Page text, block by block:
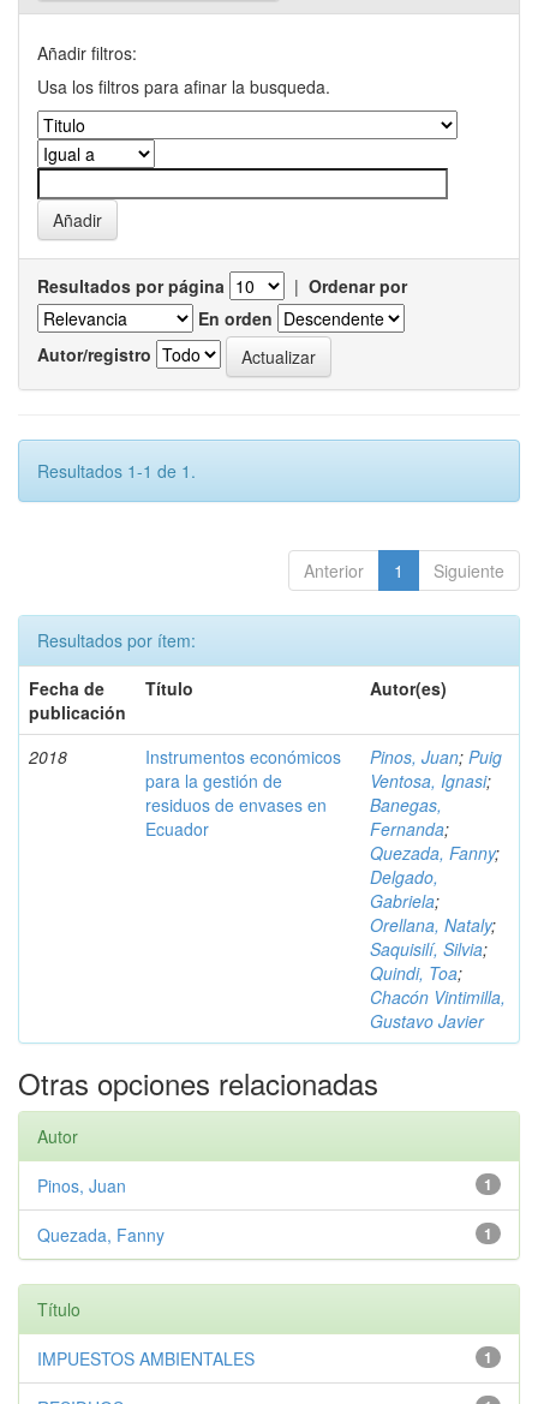
Añadir filtros:
Usa los filtros para afinar la busqueda.
Resultados por página | Ordenar por
En orden
Autor/registro
Resultados 1-1 de 1.
Anterior 1 Siguiente
Resultados por ítem:
Fecha de
publicación
Título Autor(es)
2018
Instrumentos económicos
para la gestión de
residuos de envases en
Ecuador
Pinos, Juan; Puig
Ventosa, Ignasi;
Banegas,
Fernanda;
Quezada, Fanny;
Delgado,
Gabriela;
Orellana, Nataly;
Saquisilí, Silvia;
Quindi, Toa;
Chacón Vintimilla,
Gustavo Javier
Otras opciones relacionadas
Autor
1
Pinos, Juan
1
Quezada, Fanny
Título
1
IMPUESTOS AMBIENTALES